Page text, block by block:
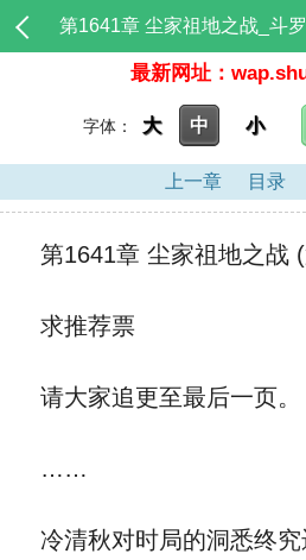
最新网址：
字体： 大 中 小
上一章 目录
第1641章 尘家祖地之战
求推荐票
请大家追更至最后一页。
……
冷清秋对时局的洞悉终究